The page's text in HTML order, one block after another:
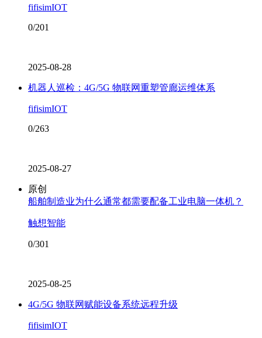
fifisimIOT
0/201
2025-08-28
机器人巡检：4G/5G 物联网重塑管廊运维体系
fifisimIOT
0/263
2025-08-27
原创
船舶制造业为什么通常都需要配备工业电脑一体机？
触想智能
0/301
2025-08-25
4G/5G 物联网赋能设备系统远程升级
fifisimIOT